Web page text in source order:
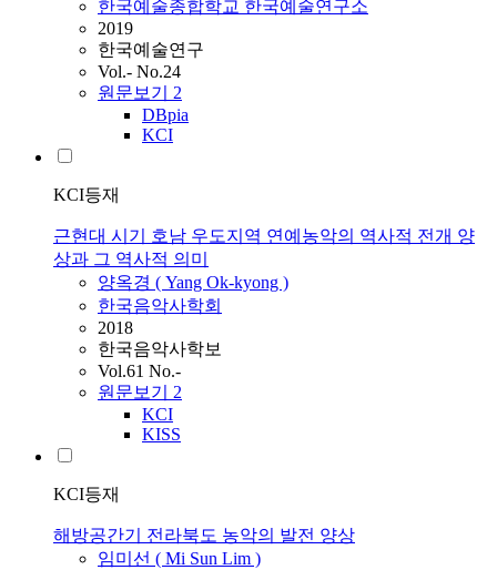
한국예술종합학교 한국예술연구소
2019
한국예술연구
Vol.- No.24
원문보기 2
DBpia
KCI
KCI등재
근현대 시기 호남 우도지역 연예농악의 역사적 전개 양
상과 그 역사적 의미
양옥경 ( Yang Ok-kyong )
한국음악사학회
2018
한국음악사학보
Vol.61 No.-
원문보기 2
KCI
KISS
KCI등재
해방공간기 전라북도 농악의 발전 양상
임미선 ( Mi Sun Lim )